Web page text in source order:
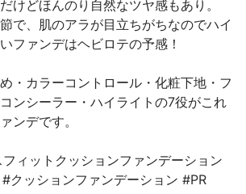
けどほんのり自然なツヤ感もあり。
で、肌のアラが目立ちがちなのでハイ
ファンデはヘビロテの予感！
・カラーコントロール・化粧下地・フ
ンシーラー・ハイライトの7役がこれ
ンデです。
ィットクッションファンデーション
クッションファンデーション #PR